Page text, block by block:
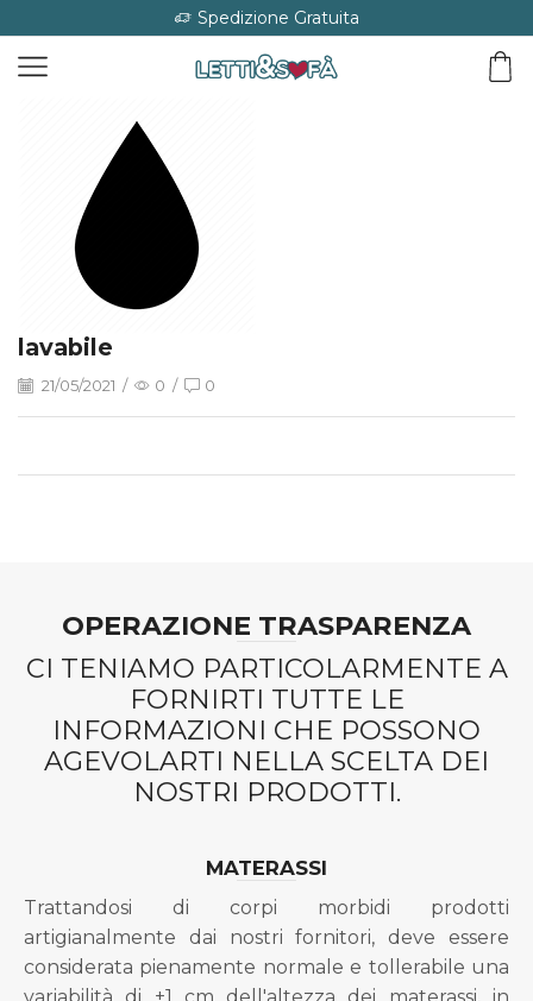
Spedizione Gratuita
lavabile
21/05/2021 / 0 / 0
OPERAZIONE TRASPARENZA
CI TENIAMO PARTICOLARMENTE A
FORNIRTI TUTTE LE
INFORMAZIONI CHE POSSONO
AGEVOLARTI NELLA SCELTA DEI
NOSTRI PRODOTTI.
MATERASSI
Trattandosi di corpi morbidi prodotti
artigianalmente dai nostri fornitori, deve essere
considerata pienamente normale e tollerabile una
variabilità di ±1 cm dell'altezza dei materassi, in